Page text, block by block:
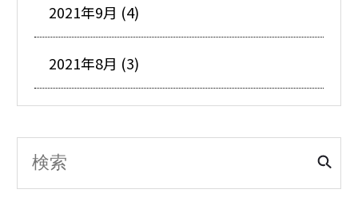
2021年9月 (4)
2021年8月 (3)